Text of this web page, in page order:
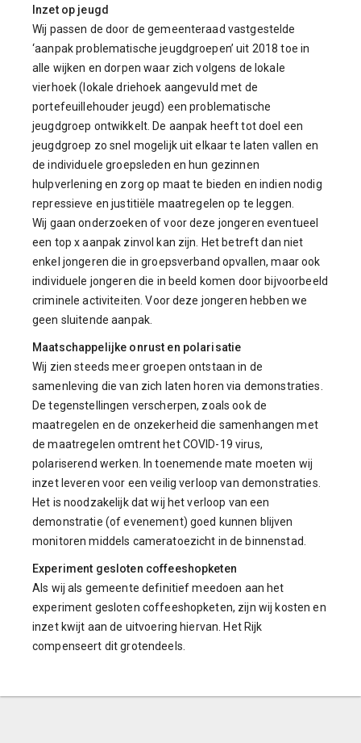
Inzet op jeugd
Wij passen de door de gemeenteraad vastgestelde
‘aanpak problematische jeugdgroepen’ uit 2018 toe in
alle wijken en dorpen waar zich volgens de lokale
vierhoek (lokale driehoek aangevuld met de
portefeuillehouder jeugd) een problematische
jeugdgroep ontwikkelt. De aanpak heeft tot doel een
jeugdgroep zo snel mogelijk uit elkaar te laten vallen en
de individuele groepsleden en hun gezinnen
hulpverlening en zorg op maat te bieden en indien nodig
repressieve en justitiële maatregelen op te leggen.
Wij gaan onderzoeken of voor deze jongeren eventueel
een top x aanpak zinvol kan zijn. Het betreft dan niet
enkel jongeren die in groepsverband opvallen, maar ook
individuele jongeren die in beeld komen door bijvoorbeeld
criminele activiteiten. Voor deze jongeren hebben we
geen sluitende aanpak.
Maatschappelijke onrust en polarisatie
Wij zien steeds meer groepen ontstaan in de
samenleving die van zich laten horen via demonstraties.
De tegenstellingen verscherpen, zoals ook de
maatregelen en de onzekerheid die samenhangen met
de maatregelen omtrent het COVID-19 virus,
polariserend werken. In toenemende mate moeten wij
inzet leveren voor een veilig verloop van demonstraties.
Het is noodzakelijk dat wij het verloop van een
demonstratie (of evenement) goed kunnen blijven
monitoren middels cameratoezicht in de binnenstad.
Experiment gesloten coffeeshopketen
Als wij als gemeente definitief meedoen aan het
experiment gesloten coffeeshopketen, zijn wij kosten en
inzet kwijt aan de uitvoering hiervan. Het Rijk
compenseert dit grotendeels.